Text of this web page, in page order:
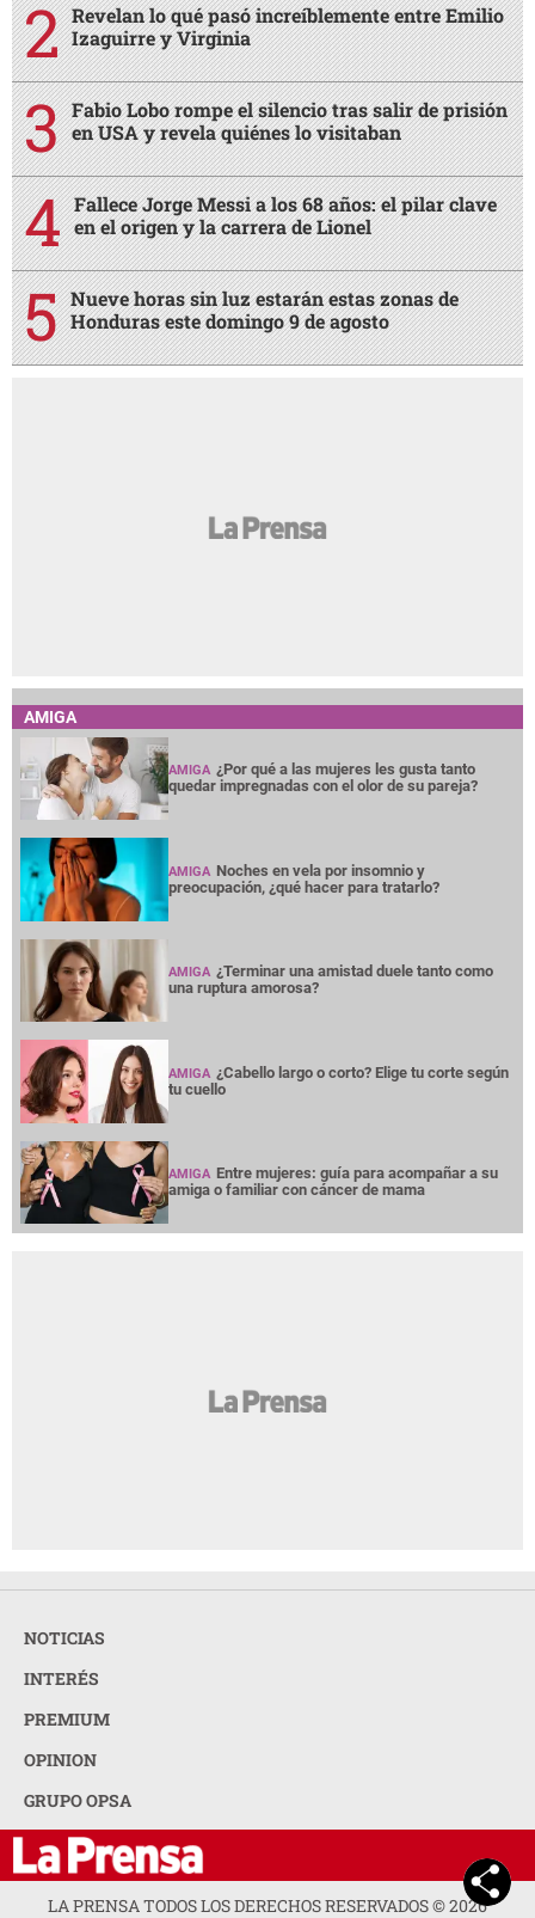
Revelan lo qué pasó increíblemente entre Emilio
Izaguirre y Virginia
Fabio Lobo rompe el silencio tras salir de prisión
en USA y revela quiénes lo visitaban
Fallece Jorge Messi a los 68 años: el pilar clave
en el origen y la carrera de Lionel
Nueve horas sin luz estarán estas zonas de
Honduras este domingo 9 de agosto
AMIGA
AMIGA ¿Por qué a las mujeres les gusta tanto
quedar impregnadas con el olor de su pareja?
AMIGA Noches en vela por insomnio y
preocupación, ¿qué hacer para tratarlo?
AMIGA ¿Terminar una amistad duele tanto como
una ruptura amorosa?
AMIGA ¿Cabello largo o corto? Elige tu corte según
tu cuello
AMIGA Entre mujeres: guía para acompañar a su
amiga o familiar con cáncer de mama
NOTICIAS
INTERÉS
PREMIUM
OPINION
GRUPO OPSA
LA PRENSA TODOS LOS DERECHOS RESERVADOS ©2026